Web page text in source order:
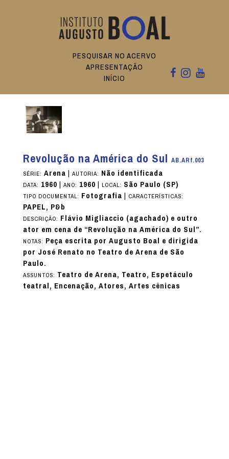
PESQUISAR NO ACERVO
APRESENTAÇÃO
INÍCIO
Revolução na América do Sul AB.ARf.003
SÉRIE: Arena| AUTORIA: Não identificada
DATA: 1960| ANO: 1960| LOCAL: São Paulo (SP)
TIPO DOCUMENTAL: Fotografia| CARACTERÍSTICAS:
PAPEL, P&b
DESCRIÇÃO: Flávio Migliaccio (agachado) e outro
ator em cena de “Revolução na América do Sul”.
NOTAS: Peça escrita por Augusto Boal e dirigida
por José Renato no Teatro de Arena de São
Paulo.
ASSUNTOS: Teatro de Arena, Teatro, Espetáculo
teatral, Encenação, Atores, Artes cênicas